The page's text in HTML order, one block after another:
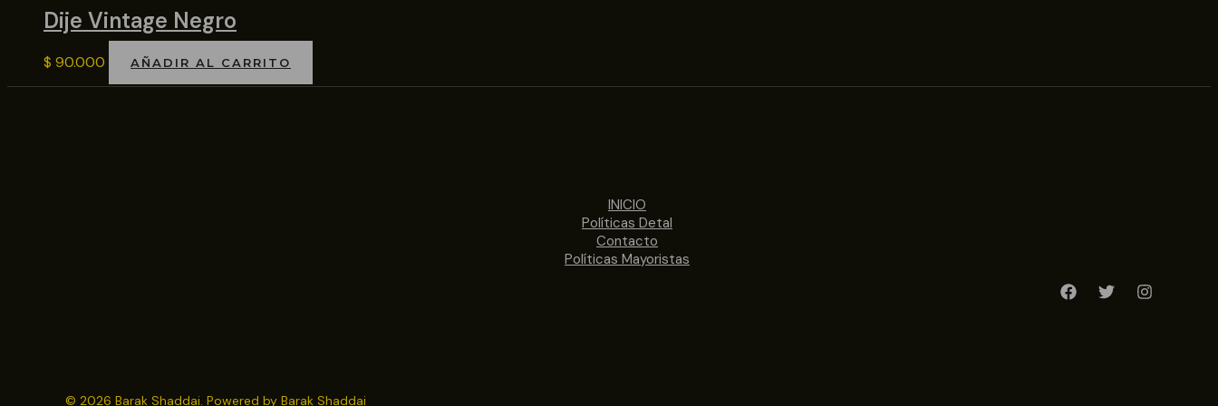
Dije Vintage Negro
$ 90.000 AÑADIR AL CARRITO
INICIO
Políticas Detal
Contacto
Políticas Mayoristas
© 2026 Barak Shaddai. Powered by Barak Shaddai